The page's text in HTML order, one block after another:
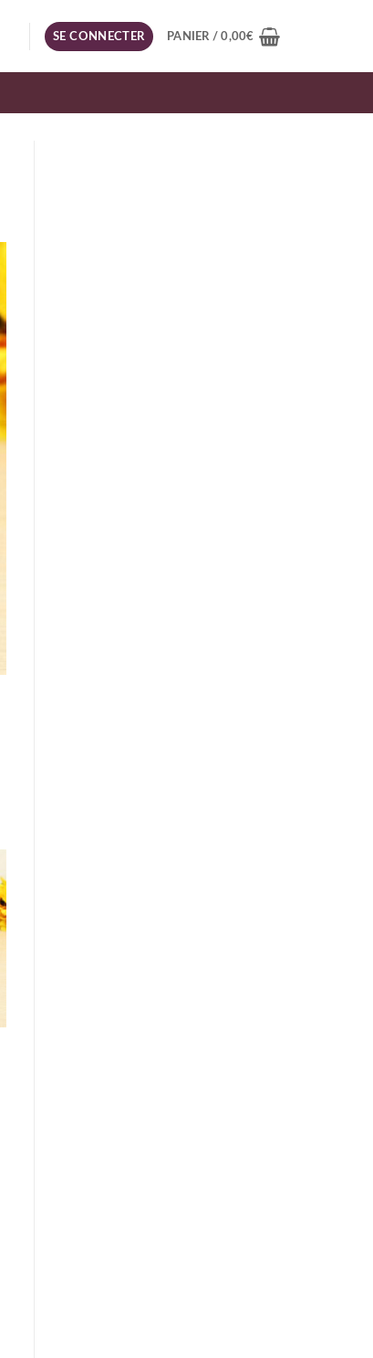
SE CONNECTER PANIER /0,00€